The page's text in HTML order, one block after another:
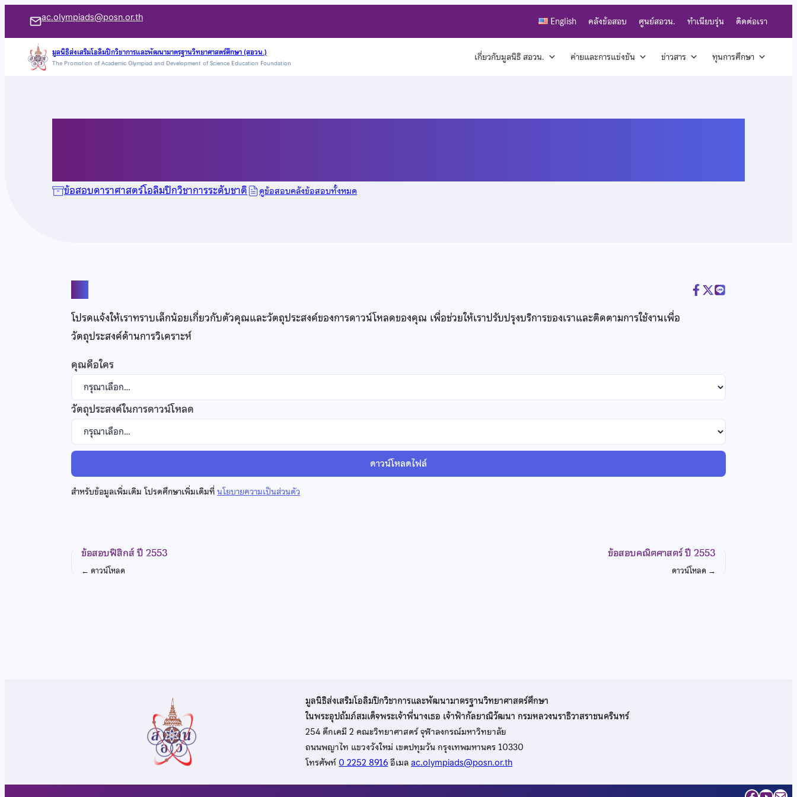
เนื้อหา
ac.olympiads@posn.or.th English คลังข้อสอบ ศูนย์สอวน. ทำเนียบรุ่น ติดต่อเรา
มูลนิธิส่งเสริมโอลิมปิกวิชาการและพัฒนามาตรฐานวิทยาศาสตร์ศึกษา (สอวน.)
The Promotion of Academic Olympiad and Development of Science Education Foundation เกี่ยวกับมูลนิธิ สอวน. ค่ายและการแข่งขัน ข่าวสาร ทุนการศึกษา
ข้อสอบดาราศาสตร์โอลิมปิกวิชาการระดับชาติ ดูข้อสอบคลังข้อสอบทั้งหมด
โปรดแจ้งให้เราทราบเล็กน้อยเกี่ยวกับตัวคุณและวัตถุประสงค์ของการดาวน์โหลดของคุณ เพื่อช่วยให้เราปรับปรุงบริการของเราและติดตามการใช้งานเพื่อ
วัตถุประสงค์ด้านการวิเคราะห์
คุณคือใคร
วัตถุประสงค์ในการดาวน์โหลด
ดาวน์โหลดไฟล์
สำหรับข้อมูลเพิ่มเติม โปรดศึกษาเพิ่มเติมที่นโยบายความเป็นส่วนตัว
ข้อสอบฟิสิกส์ ปี 2553
← ดาวน์โหลด
ข้อสอบคณิตศาสตร์ ปี 2553
ดาวน์โหลด →
มูลนิธิส่งเสริมโอลิมปิกวิชาการและพัฒนามาตรฐานวิทยาศาสตร์ศึกษา
ในพระอุปถัมภ์สมเด็จพระเจ้าพี่นางเธอ เจ้าฟ้ากัลยาณิวัฒนา กรมหลวงนราธิวาสราชนครินทร์
254 ตึกเคมี 2 คณะวิทยาศาสตร์ จุฬาลงกรณ์มหาวิทยาลัย
ถนนพญาไท แขวงวังใหม่ เขตปทุมวัน กรุงเทพมหานคร 10330
โทรศัพท์0 2252 8916อีเมลac.olympiads@posn.or.th